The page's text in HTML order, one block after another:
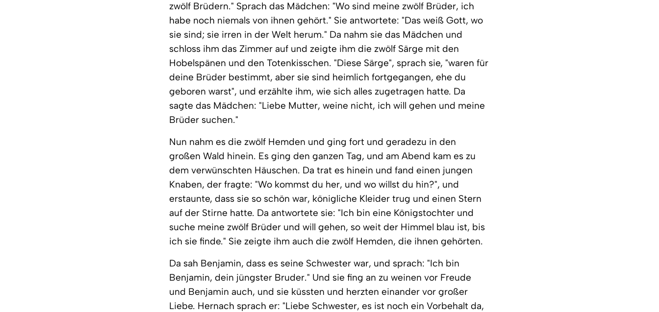
zwölf Brüdern." Sprach das Mädchen: "Wo sind meine zwölf Brüder, ich
habe noch niemals von ihnen gehört." Sie antwortete: "Das weiß Gott, wo
sie sind; sie irren in der Welt herum." Da nahm sie das Mädchen und
schloss ihm das Zimmer auf und zeigte ihm die zwölf Särge mit den
Hobelspänen und den Totenkisschen. "Diese Särge", sprach sie, "waren für
deine Brüder bestimmt, aber sie sind heimlich fortgegangen, ehe du
geboren warst", und erzählte ihm, wie sich alles zugetragen hatte. Da
sagte das Mädchen: "Liebe Mutter, weine nicht, ich will gehen und meine
Brüder suchen."
Nun nahm es die zwölf Hemden und ging fort und geradezu in den
großen Wald hinein. Es ging den ganzen Tag, und am Abend kam es zu
dem verwünschten Häuschen. Da trat es hinein und fand einen jungen
Knaben, der fragte: "Wo kommst du her, und wo willst du hin?", und
erstaunte, dass sie so schön war, königliche Kleider trug und einen Stern
auf der Stirne hatte. Da antwortete sie: "Ich bin eine Königstochter und
suche meine zwölf Brüder und will gehen, so weit der Himmel blau ist, bis
ich sie finde." Sie zeigte ihm auch die zwölf Hemden, die ihnen gehörten.
Da sah Benjamin, dass es seine Schwester war, und sprach: "Ich bin
Benjamin, dein jüngster Bruder." Und sie fing an zu weinen vor Freude
und Benjamin auch, und sie küssten und herzten einander vor großer
Liebe. Hernach sprach er: "Liebe Schwester, es ist noch ein Vorbehalt da,